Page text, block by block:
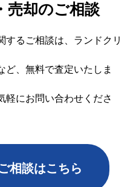
売却のご相談
するご相談は、ランドクリ
ど、無料で査定いたしま
軽にお問い合わせくださ
相談はこちら